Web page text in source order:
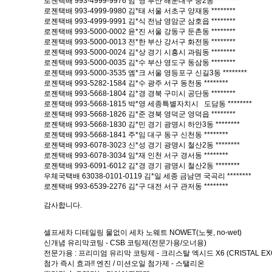
로젠택배 993-4999-9980 김*태 서울 서초구 양재동 ********
로젠택배 993-4999-9991 김*식 전남 영암군 삼호읍 ********
로젠택배 993-5000-0002 윤*진 서울 강동구 둔촌동 ********
로젠택배 993-5000-0013 전*한 부산 강서구 화전동 ********
로젠택배 993-5000-0024 김*상 경기 시흥시 과림동 ********
로젠택배 993-5000-0035 김*수 부산 영도구 동삼동 ********
로젠택배 993-5000-3535 엠*크 서울 영등포구 신길3동 ********
로젠택배 993-5282-1584 김*수 광주 서구 동천동 ********
로젠택배 993-5668-1804 김*경 경북 구미시 공단동 ********
로젠택배 993-5668-1815 박*영 세종특별자치시 도담동 ********
로젠택배 993-5668-1826 김*준 경북 영덕군 영덕읍 ********
로젠택배 993-5668-1830 김*민 경기 광명시 하안3동 ********
로젠택배 993-5668-1841 주*임 대구 동구 신천동 ********
로젠택배 993-6078-3023 신*성 경기 광명시 철산2동 ********
로젠택배 993-6078-3034 임*재 인천 서구 경서동 ********
로젠택배 993-6091-6012 김*경 경기 광명시 철산2동 ********
우체국택배 63038-0101-0119 김*일 세종 금남면 국곡리 ********
로젠택배 993-6539-2276 김*구 대전 서구 관저동 ********
감사합니다.
셀프세차 디테일링 물없이 세차 노웨트 NOWET(노웻, no-wet)
신개념 유리막코팅 - CSB 코팅제(전문가용/오너용)
전문가용 : 프리미엄 유리막 코팅제 - 크리스탈 엑시드 X6 (CRISTAL
첨가 즉시 효과!! 엔진 / 미션오일 첨가제 - 스탤리온